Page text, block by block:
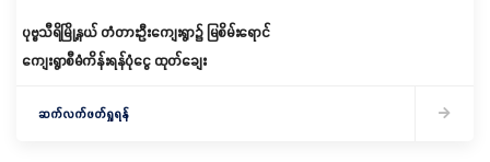
ပုဗ္ဗသီရိမြို့နယ် တံတားဦးကျေးရွာ၌ မြစိမ်းရောင်
ကျေးရွာစီမံကိန်းရန်ပုံငွေ ထုတ်ချေး
ဆက်လက်ဖတ်ရှုရန်